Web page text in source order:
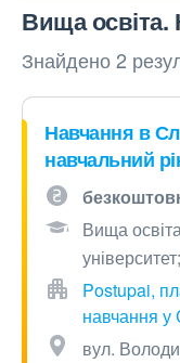
Вища освіта.
Знайдено 2
Навчання в
навчальний
Вища
Postupai,
навчання у
вул.